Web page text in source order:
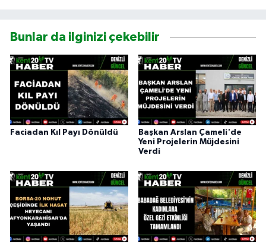
Bunlar da ilginizi çekebilir
Faciadan Kıl Payı Dönüldü
Başkan Arslan Çameli'de
Yeni Projelerin Müjdesini
Verdi